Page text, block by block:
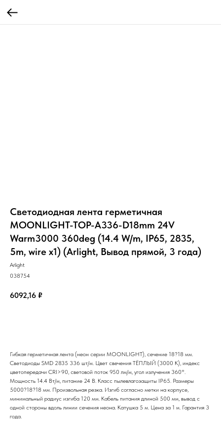
Светодиодная лента герметичная
MOONLIGHT-TOP-A336-D18mm 24V
Warm3000 360deg (14.4 W/m, IP65, 2835,
5m, wire x1) (Arlight, Вывод прямой, 3 года)
Arlight
038754
6092,16 ₽
Гибкая герметичная лента (неон серии MOONLIGHT), сечение 18?18 мм.
Светодиоды SMD 2835 336 шт/м. Цвет свечения ТЁПЛЫЙ (3000 К), индекс
цветопередачи CRI>90, световой поток 950 лм/м, угол излучения 360°.
Мощность 14.4 Вт/м, питание 24 В. Класс пылевлагозащиты IP65. Размеры
5000?18?18 мм. Произвольная резка. Изгиб согласно метки на корпусе,
минимальный радиус изгиба 120 мм. Кабель питания длиной 500 мм, вывод с
одной стороны вдоль линии сечения неона. Катушка 5 м. Цена за 1 м. Гарантия 3
года.